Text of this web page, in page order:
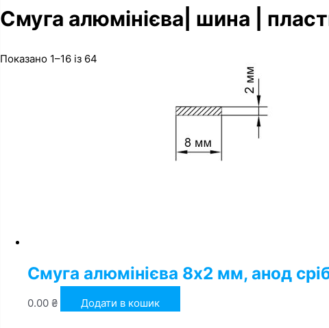
Смуга алюмінієва| шина |
Показано 1–16 із 64
Смуга алюмінієва 8х2 мм, анод
0.00₴ Додати в кошик